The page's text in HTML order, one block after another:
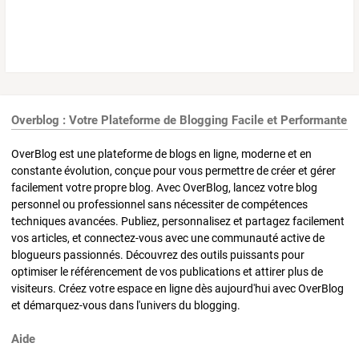
Overblog : Votre Plateforme de Blogging Facile et Performante
OverBlog est une plateforme de blogs en ligne, moderne et en
constante évolution, conçue pour vous permettre de créer et gérer
facilement votre propre blog. Avec OverBlog, lancez votre blog
personnel ou professionnel sans nécessiter de compétences
techniques avancées. Publiez, personnalisez et partagez facilement
vos articles, et connectez-vous avec une communauté active de
blogueurs passionnés. Découvrez des outils puissants pour
optimiser le référencement de vos publications et attirer plus de
visiteurs. Créez votre espace en ligne dès aujourd'hui avec OverBlog
et démarquez-vous dans l'univers du blogging.
Aide